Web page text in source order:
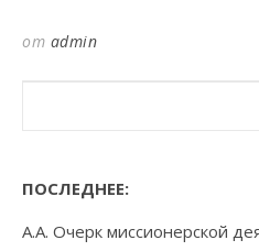
от admin
ПОСЛЕДНЕЕ:
А.А. Очерк миссионерской